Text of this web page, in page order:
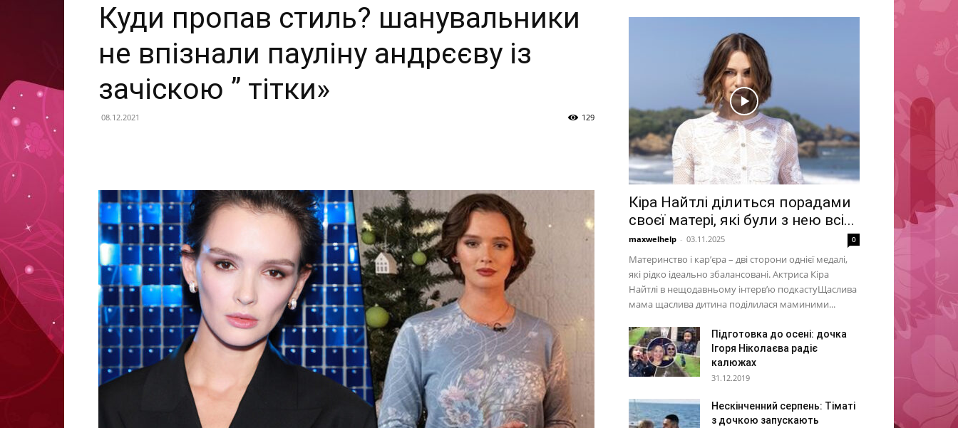
Куди пропав стиль? шанувальники
не впізнали пауліну андрєєву із
зачіскою ” тітки»
08.12.2021 129
Кіра Найтлі ділиться порадами
своєї матері, які були з нею всі...
maxwelhelp - 03.11.2025 0
Материнство і кар’єра – дві сторони однієї медалі,
які рідко ідеально збалансовані. Актриса Кіра
Найтлі в нещодавньому інтерв’ю подкастуЩаслива
мама щаслива дитина поділилася маминими...
Підготовка до осені: дочка
Ігоря Ніколаєва радіє
калюжах
31.12.2019
Нескінченний серпень: Тіматі
з дочкою запускають